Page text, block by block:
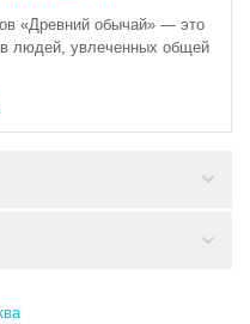
«Древний обычай» — это
людей, увлеченных общей